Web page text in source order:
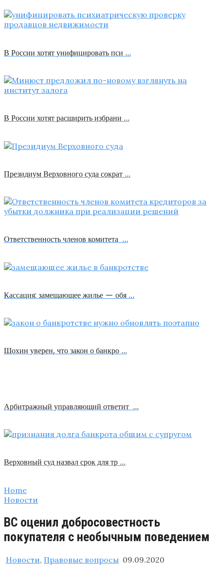
В России хотят унифицировать пси …
В России хотят расширить избрани …
Президиум Верховного суда сократ …
Ответственность членов комитета …
Кассация: замещающее жилье — обя …
Шохин уверен, что закон о банкро …
Арбитражный управляющий ответит …
Верховный суд назвал срок для тр …
Home
Новости
ВС оценил добросовестность
покупателя с необычным поведением
Новости, Правовые вопросы 09.09.2020